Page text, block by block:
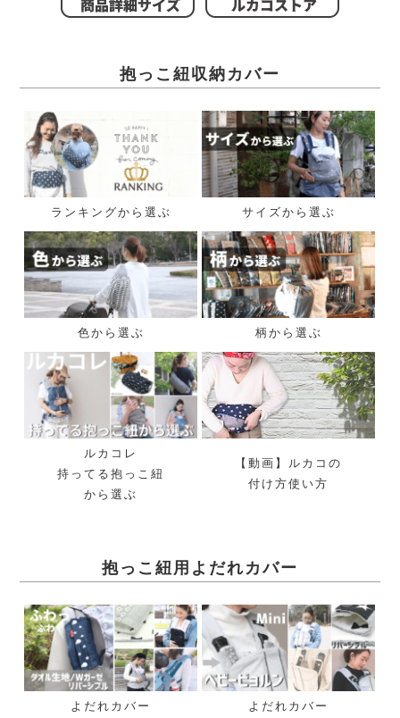
抱っこ紐収納カバー
ランキングから選ぶ サイズから選ぶ
色から選ぶ 柄から選ぶ
ルカコレ
持ってる抱っこ紐
から選ぶ
【動画】ルカコの
付け方使い方
抱っこ紐用よだれカバー
よだれカバー
よだれカバー